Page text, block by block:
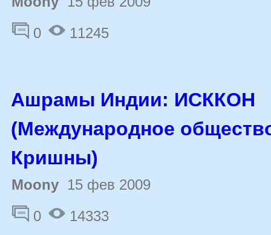
0
11245
Ашрамы Индии: ИСККОН
(Международное
Кришны)
Moony 15 фев 2009
0
14333